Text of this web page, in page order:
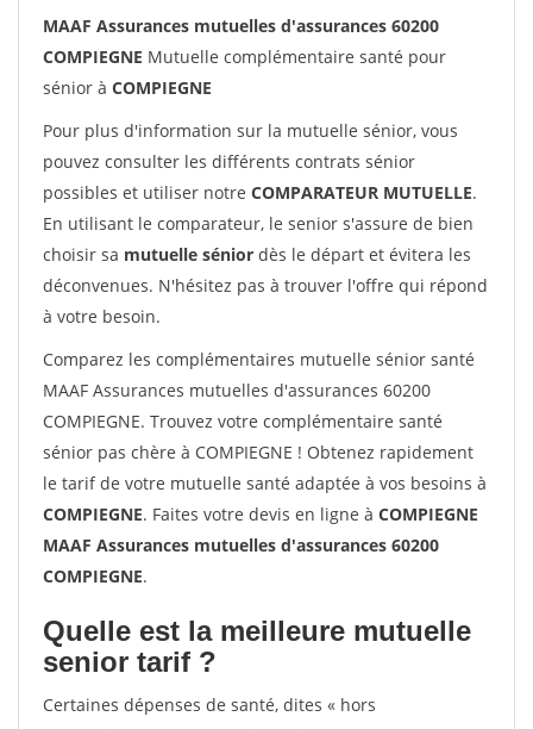
MAAF Assurances mutuelles d'assurances 60200
COMPIEGNE Mutuelle complémentaire santé pour
sénior à COMPIEGNE
Pour plus d'information sur la mutuelle sénior, vous
pouvez consulter les différents contrats sénior
possibles et utiliser notre COMPARATEUR MUTUELLE.
En utilisant le comparateur, le senior s'assure de bien
choisir sa mutuelle sénior dès le départ et évitera les
déconvenues. N'hésitez pas à trouver l'offre qui répond
à votre besoin.
Comparez les complémentaires mutuelle sénior santé
MAAF Assurances mutuelles d'assurances 60200
COMPIEGNE. Trouvez votre complémentaire santé
sénior pas chère à COMPIEGNE ! Obtenez rapidement
le tarif de votre mutuelle santé adaptée à vos besoins à
COMPIEGNE. Faites votre devis en ligne à COMPIEGNE
MAAF Assurances mutuelles d'assurances 60200
COMPIEGNE.
Quelle est la meilleure mutuelle
senior tarif ?
Certaines dépenses de santé, dites « hors